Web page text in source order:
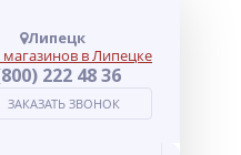
Липецк
магазинов в Липецке
222 48 36
ЗАКАЗАТЬ ЗВОНОК